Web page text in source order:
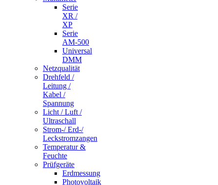
Serie
XR /
XP
Serie
AM-500
Universal
DMM
Netzqualität
Drehfeld /
Leitung /
Kabel /
Spannung
Licht / Luft /
Ultraschall
Strom-/ Erd-/
Leckstromzangen
Temperatur &
Feuchte
Prüfgeräte
Erdmessung
Photovoltaik